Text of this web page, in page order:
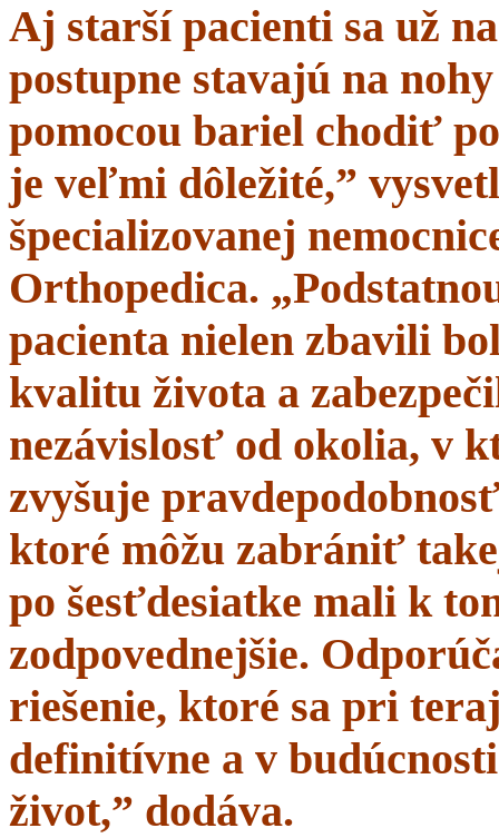
Aj starší pacienti sa už
postupne stavajú na
pomocou bariel chodiť
je veľmi dôležité,”
špecializovanej
Orthopedica.
pacienta nielen zbavili
kvalitu života a
nezávislosť od okolia, v
zvyšuje
ktoré môžu zabrániť
po šesťdesiatke mali k
zodpovednejšie.
riešenie, ktoré sa pri
definitívne a v
život,” dodáva.